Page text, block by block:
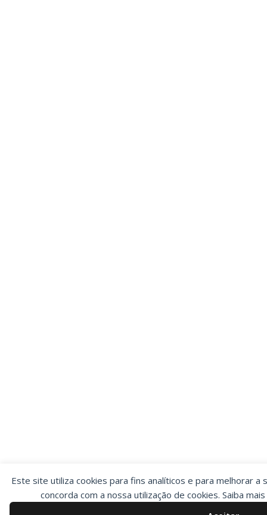
Este site utiliza cookies para fins analíticos e para melhorar a
concorda com a nossa utilização de cookies. Saiba